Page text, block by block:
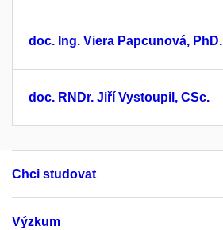
doc. Ing. Viera Papcunová, PhD.
doc. RNDr. Jiří Vystoupil, CSc.
Chci studovat
Výzkum